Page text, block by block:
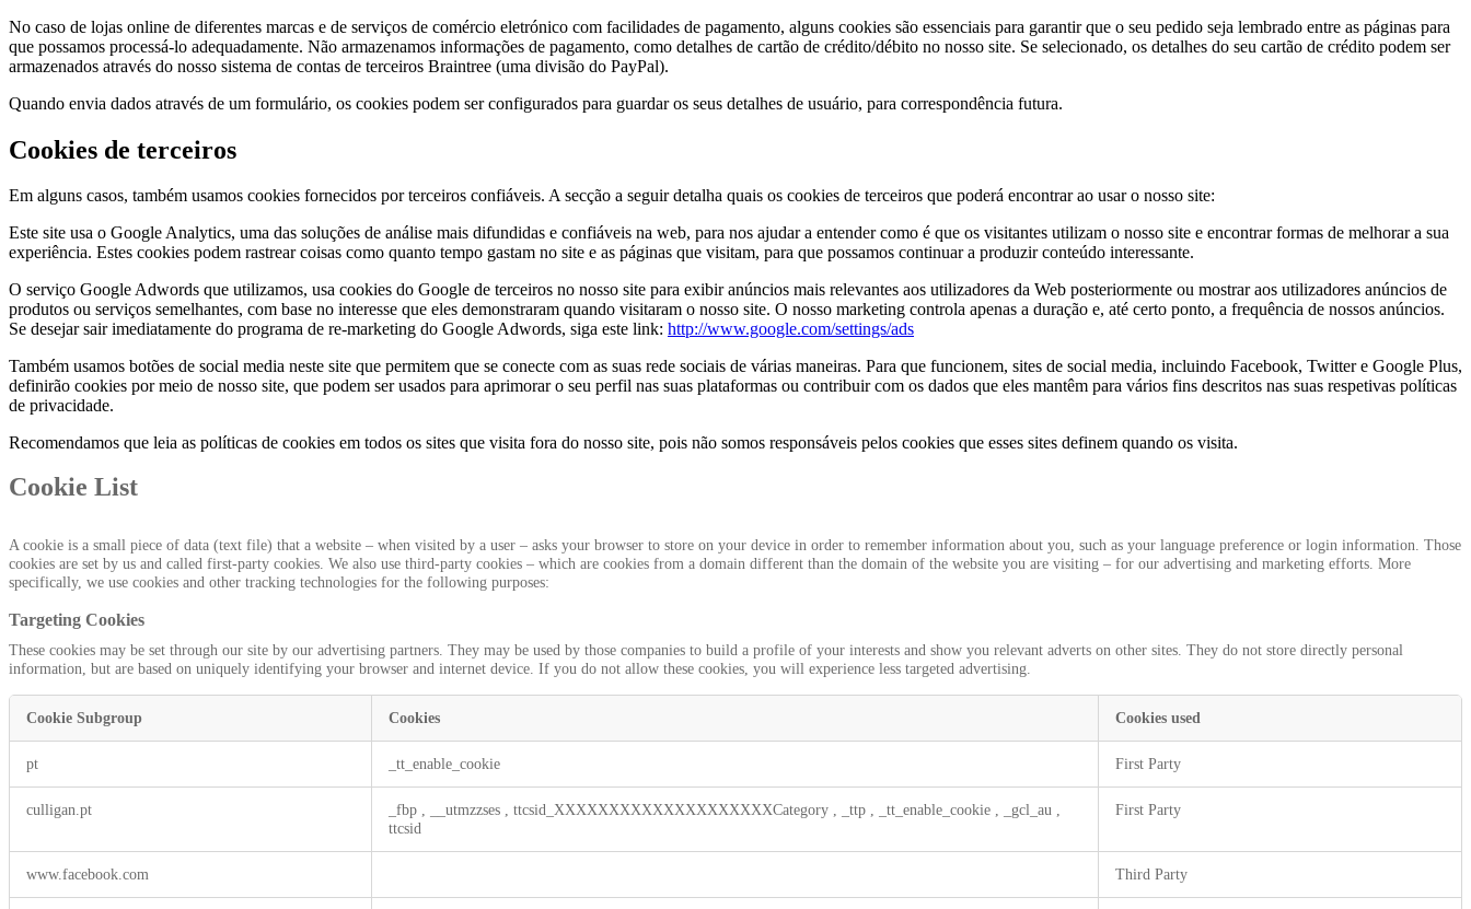
No caso de lojas online de diferentes marcas e de serviços de comércio eletrónico com facilidades de pagamento, alguns cookies são essenciais para garantir que o seu pedido seja lembrado entre as páginas para
que possamos processá-lo adequadamente. Não armazenamos informações de pagamento, como detalhes de cartão de crédito/débito no nosso site. Se selecionado, os detalhes do seu cartão de crédito podem ser
armazenados através do nosso sistema de contas de terceiros Braintree (uma divisão do PayPal).
Quando envia dados através de um formulário, os cookies podem ser configurados para guardar os seus detalhes de usuário, para correspondência futura.
Cookies de terceiros
Em alguns casos, também usamos cookies fornecidos por terceiros confiáveis. A secção a seguir detalha quais os cookies de terceiros que poderá encontrar ao usar o nosso site:
Este site usa o Google Analytics, uma das soluções de análise mais difundidas e confiáveis ​​na web, para nos ajudar a entender como é que os visitantes utilizam o nosso site e encontrar formas de melhorar a sua
experiência. Estes cookies podem rastrear coisas como quanto tempo gastam no site e as páginas que visitam, para que possamos continuar a produzir conteúdo interessante.
O serviço Google Adwords que utilizamos, usa cookies do Google de terceiros no nosso site para exibir anúncios mais relevantes aos utilizadores da Web posteriormente ou mostrar aos utilizadores anúncios de
produtos ou serviços semelhantes, com base no interesse que eles demonstraram quando visitaram o nosso site. O nosso marketing controla apenas a duração e, até certo ponto, a frequência de nossos anúncios.
Se desejar sair imediatamente do programa de re-marketing do Google Adwords, siga este link: http://www.google.com/settings/ads
Também usamos botões de social media neste site que permitem que se conecte com as suas rede sociais de várias maneiras. Para que funcionem, sites de social media, incluindo Facebook, Twitter e Google Plus,
definirão cookies por meio de nosso site, que podem ser usados ​​para aprimorar o seu perfil nas suas plataformas ou contribuir com os dados que eles mantêm para vários fins descritos nas suas respetivas políticas
de privacidade.
Recomendamos que leia as políticas de cookies em todos os sites que visita fora do nosso site, pois não somos responsáveis ​​pelos cookies que esses sites definem quando os visita.
Cookie List
A cookie is a small piece of data (text file) that a website – when visited by a user – asks your browser to store on your device in order to remember information about you, such as your language preference or login information. Those
cookies are set by us and called first-party cookies. We also use third-party cookies – which are cookies from a domain different than the domain of the website you are visiting – for our advertising and marketing efforts. More
specifically, we use cookies and other tracking technologies for the following purposes:
Targeting Cookies
These cookies may be set through our site by our advertising partners. They may be used by those companies to build a profile of your interests and show you relevant adverts on other sites. They do not store directly personal
information, but are based on uniquely identifying your browser and internet device. If you do not allow these cookies, you will experience less targeted advertising.
Cookies
Cookie Subgroup Cookies Cookies used
pt _tt_enable_cookie First Party
culligan.pt _fbp __utmzzses ttcsid_XXXXXXXXXXXXXXXXXXXXCategory _ttp _tt_enable_cookie _gcl_au
ttcsid
First Party
www.facebook.com Third Party